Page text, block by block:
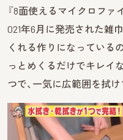
『8面使えるマイクロファイ
021年6月に発売された雑
くれる作りになっている
っとめくるだけでキレイ
つで、一気に広範囲を拭け